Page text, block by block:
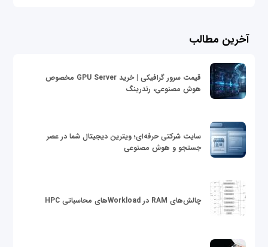
آخرین مطالب
قیمت سرور گرافیکی | خرید GPU Server مخصوص
هوش مصنوعی، رندرینگ
سایت شرکتی حرفه‌ای؛ ویترین دیجیتال شما در عصر
جستجو و هوش مصنوعی
چالش‌های RAM در Workloadهای محاسباتی HPC